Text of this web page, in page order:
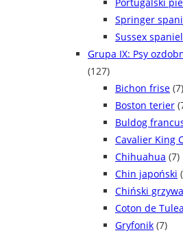
Springer
Sussex spaniel
Grupa IX: Psy
(127)
Bichon frise (7)
Boston terier
Buldog
Cavalier King
Chihuahua (7)
Chin japoński
Chiński
Coton de
Gryfonik (7)